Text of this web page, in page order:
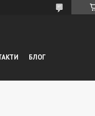
БЛОГ